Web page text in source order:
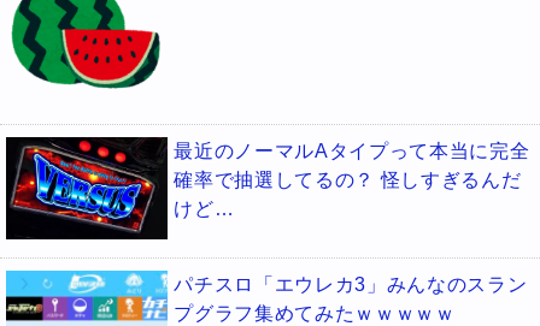
最近のノーマルAタイプって本当に完全
確率で抽選してるの？ 怪しすぎるんだ
けど…
パチスロ「エウレカ3」みんなのスラン
プグラフ集めてみたｗｗｗｗｗ